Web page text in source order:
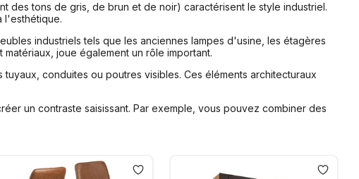
des tons de gris, de brun et de noir) caractérisent le style industriel.
l'esthétique.
industriels tels que les anciennes lampes d'usine, les étagères
joue également un rôle important.
conduites ou poutres visibles. Ces éléments architecturaux
un contraste saisissant. Par exemple, vous pouvez combiner des